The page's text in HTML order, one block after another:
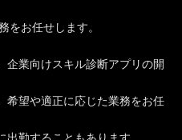
をお任せします。
業向けスキル診断アプリの開
望や適正に応じた業務をお任